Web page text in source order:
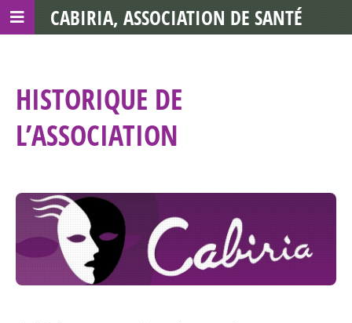
HISTORIQUE DE
L’ASSOCIATION
CABIRIA, ASSOCIATION DE SANTÉ